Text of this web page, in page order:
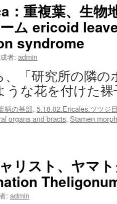
：重複葉、生物
ム ericoid
syndrome
者: admin
、「研究所の隣
うな花を付けた
柄の基部, 5.18.02.Ericales.ツツジ
organs and bracts, Stamen
リスト、ヤマ
: admin